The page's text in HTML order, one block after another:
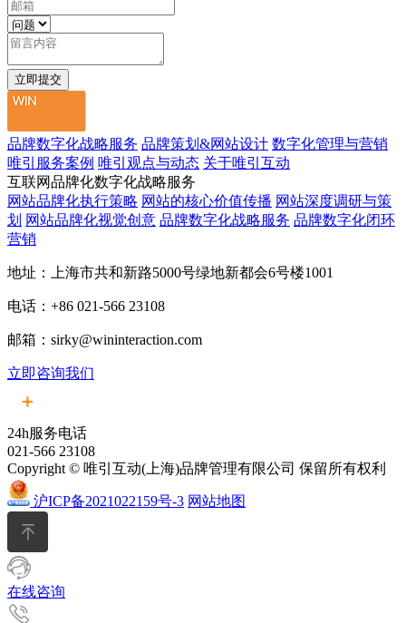
品牌数字化战略服务 品牌策划&网站设计 数字化管理与营销
唯引服务案例 唯引观点与动态 关于唯引互动
互联网品牌化数字化战略服务
网站品牌化执行策略 网站的核心价值传播 网站深度调研与策
划 网站品牌化视觉创意 品牌数字化战略服务 品牌数字化闭环
营销
地址：上海市共和新路5000号绿地新都会6号楼1001
电话：+86 021-566 23108
邮箱：sirky@wininteraction.com
立即咨询我们
24h服务电话
021-566 23108
Copyright © 唯引互动(上海)品牌管理有限公司 保留所有权利
沪ICP备2021022159号-3 网站地图
在线咨询